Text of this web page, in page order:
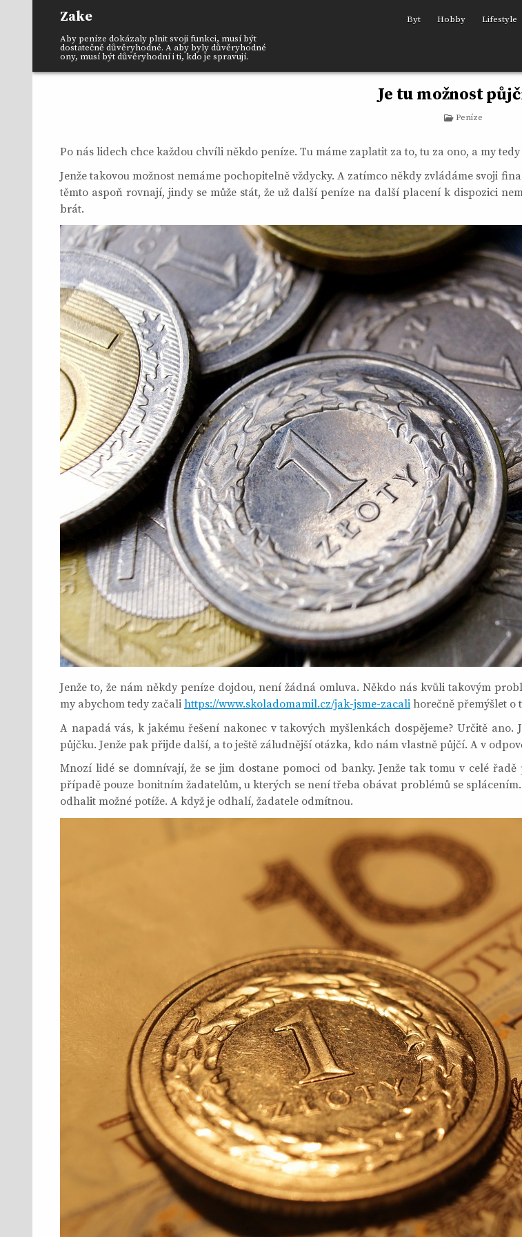
Zake
Aby peníze dokázaly plnit svoji funkci, musí být
dostatečně důvěryhodné. A aby byly důvěryhodné
ony, musí být důvěryhodní i ti, kdo je spravují.
Byt Hobby Lifestyle
Je tu možnost
Posted
Peníze
Po nás lidech chce každou chvíli někdo peníze. Tu máme zaplatit za to, tu za ono, a my
Jenže takovou možnost nemáme pochopitelně vždycky. A zatímco někdy zvládáme svoji
těmto aspoň rovnají, jindy se může stát, že už další peníze na další placení k dispozici
brát.
Jenže to, že nám někdy peníze dojdou, není žádná omluva. Někdo nás kvůli takovým
my abychom tedy začali https://www.skoladomamil.cz/jak-jsme-zacali horečně přemýšlet o
A napadá vás, k jakému řešení nakonec v takových myšlenkách dospějeme? Určitě
půjčku. Jenže pak přijde další, a to ještě záludnější otázka, kdo nám vlastně půjčí. A v
Mnozí lidé se domnívají, že se jim dostane pomoci od banky. Jenže tak tomu v celé
případě pouze bonitním žadatelům, u kterých se není třeba obávat problémů se
odhalit možné potíže. A když je odhalí, žadatele odmítnou.